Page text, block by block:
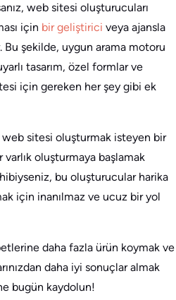
web sitesi oluşturucuları
için bir geliştirici veya ajansla
Bu şekilde, uygun arama motoru
tasarım, özel formlar ve
için gereken her şey gibi ek
web sitesi oluşturmak isteyen bir
oluşturmaya başlamak
bu oluşturucular harika
için inanılmaz ve ucuz bir yol
daha fazla ürün koymak ve
daha iyi sonuçlar almak
bugün kaydolun!